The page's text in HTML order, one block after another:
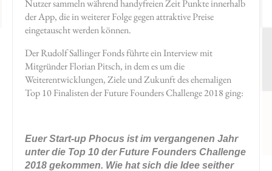
Nutzer sammeln während handyfreien Zeit Punkte innerhalb
der App, die in weiterer Folge gegen attraktive Preise
eingetauscht werden können.
Der Rudolf Sallinger Fonds führte ein Interview mit
Mitgründer Florian Pitsch, in dem es um die
Weiterentwicklungen, Ziele und Zukunft des ehemaligen
Top 10 Finalisten der Future Founders Challenge 2018 ging:
Euer Start-up Phocus ist im vergangenen Jahr
unter die Top 10 der Future Founders Challenge
2018 gekommen. Wie hat sich die Idee seither